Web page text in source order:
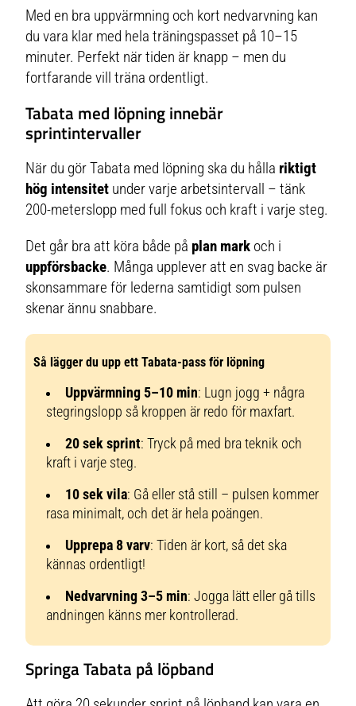
Med en bra uppvärmning och kort nedvarvning kan
du vara klar med hela träningspasset på 10–15
minuter. Perfekt när tiden är knapp – men du
fortfarande vill träna ordentligt.
Tabata med löpning innebär
sprintintervaller
När du gör Tabata med löpning ska du hålla riktigt
hög intensitet under varje arbetsintervall – tänk
200-meterslopp med full fokus och kraft i varje steg.
Det går bra att köra både på plan mark och i
uppförsbacke. Många upplever att en svag backe är
skonsammare för lederna samtidigt som pulsen
skenar ännu snabbare.
Så lägger du upp ett Tabata-pass för löpning
Uppvärmning 5–10 min: Lugn jogg + några
stegringslopp så kroppen är redo för maxfart.
20 sek sprint: Tryck på med bra teknik och
kraft i varje steg.
10 sek vila: Gå eller stå still – pulsen kommer
rasa minimalt, och det är hela poängen.
Upprepa 8 varv: Tiden är kort, så det ska
kännas ordentligt!
Nedvarvning 3–5 min: Jogga lätt eller gå tills
andningen känns mer kontrollerad.
Springa Tabata på löpband